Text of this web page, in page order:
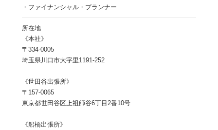
・ファイナンシャル・プランナー
所在地
《本社》
〒334-0005
埼玉県川口市大字里1191-252
《世田谷出張所》
〒157-0065
東京都世田谷区上祖師谷6丁目2番10号
《船橋出張所》